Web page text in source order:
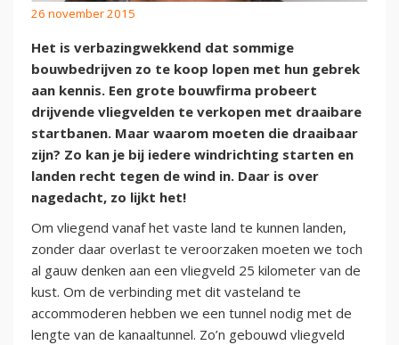
26 november 2015
Het is verbazingwekkend dat sommige
bouwbedrijven zo te koop lopen met hun gebrek
aan kennis. Een grote bouwfirma probeert
drijvende vliegvelden te verkopen met draaibare
startbanen. Maar waarom moeten die draaibaar
zijn? Zo kan je bij iedere windrichting starten en
landen recht tegen de wind in. Daar is over
nagedacht, zo lijkt het!
Om vliegend vanaf het vaste land te kunnen landen,
zonder daar overlast te veroorzaken moeten we toch
al gauw denken aan een vliegveld 25 kilometer van de
kust. Om de verbinding met dit vasteland te
accommoderen hebben we een tunnel nodig met de
lengte van de kanaaltunnel. Zo’n gebouwd vliegveld